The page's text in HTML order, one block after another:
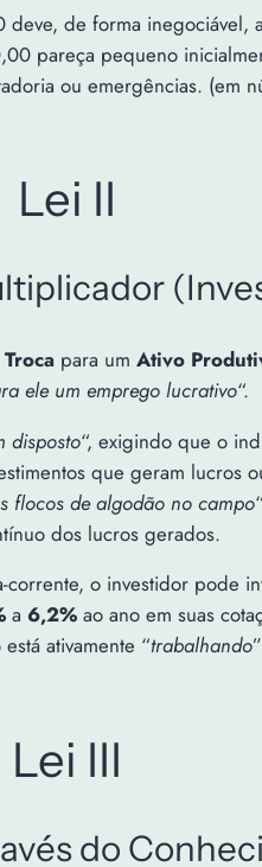
de forma inegociável,
pareça pequeno
ou emergências. (em
Lei II
para um Ativo
ele um emprego lucrativo“.
disposto“, exigindo que o
que geram lucros
flocos de algodão no campo
dos lucros gerados.
o investidor pode
a 6,2% ao ano em suas
ativamente “trabalhando
Lei III
do